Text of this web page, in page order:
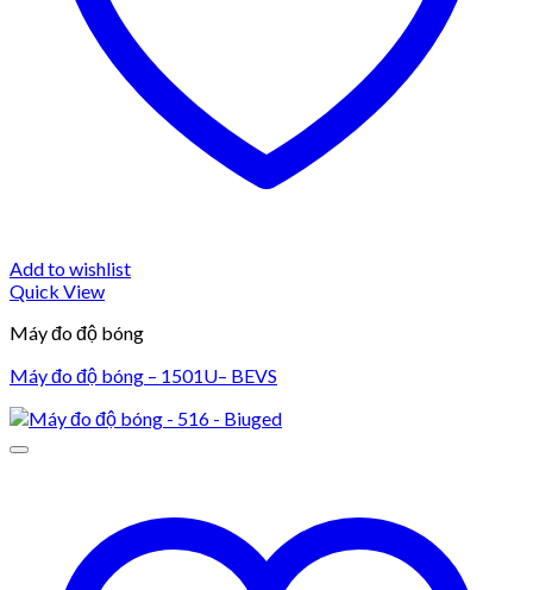
Add to wishlist
Quick View
Máy đo độ bóng
Máy đo độ bóng – 1501U– BEVS